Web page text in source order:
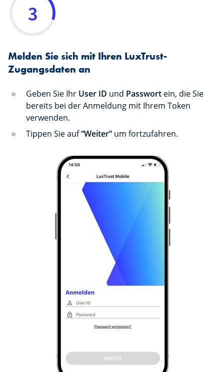
Melden Sie sich mit Ihren LuxTrust-
Zugangsdaten an
Geben Sie Ihr User ID und Passwort ein, die Sie
bereits bei der Anmeldung mit Ihrem Token
verwenden.
Tippen Sie auf“Weiter” um fortzufahren.